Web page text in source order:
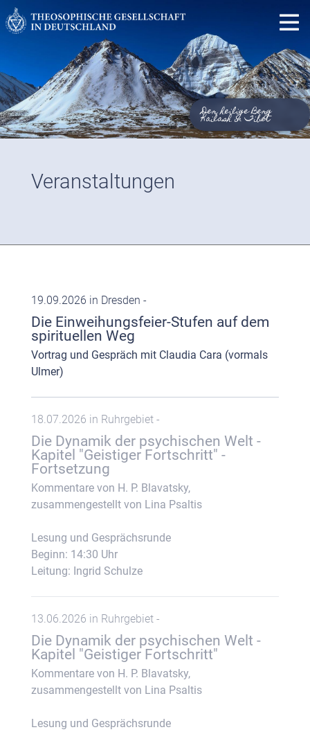
Der heilige Berg
Kailash in Tibet
Veranstaltungen
19.09.2026 in Dresden -
Die Einweihungsfeier-Stufen auf dem
spirituellen Weg
Vortrag und Gespräch mit Claudia Cara (vormals
Ulmer)
18.07.2026 in Ruhrgebiet -
Die Dynamik der psychischen Welt -
Kapitel "Geistiger Fortschritt" -
Fortsetzung
Kommentare von H. P. Blavatsky,
zusammengestellt von Lina Psaltis
Lesung und Gesprächsrunde
Beginn: 14:30 Uhr
Leitung: Ingrid Schulze
13.06.2026 in Ruhrgebiet -
Die Dynamik der psychischen Welt -
Kapitel "Geistiger Fortschritt"
Kommentare von H. P. Blavatsky,
zusammengestellt von Lina Psaltis
Lesung und Gesprächsrunde